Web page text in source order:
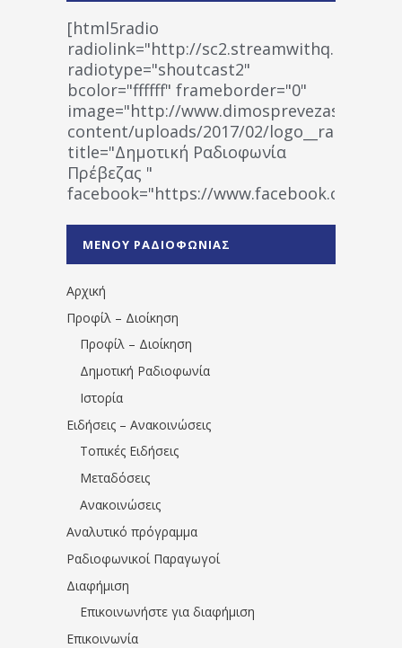
[html5radio
radiolink="http://
radiotype="shoutcast2"
bcolor="ffffff" frameborder="0"
image="http://www.dimosprevezas.gr/wp-
content/uploads/2017/02/
title="Δημοτική Ραδιοφωνία
Πρέβεζας "
facebook="https://www.facebook.com/
1531194763766854/" artist="" ]
ΜΕΝΟΥ ΡΑΔΙΟΦΩΝΙΑΣ
Αρχική
Προφίλ – Διοίκηση
Προφίλ – Διοίκηση
Δημοτική Ραδιοφωνία
Ιστορία
Ειδήσεις – Ανακοινώσεις
Τοπικές Ειδήσεις
Μεταδόσεις
Ανακοινώσεις
Αναλυτικό πρόγραμμα
Ραδιοφωνικοί Παραγωγοί
Διαφήμιση
Επικοινωνήστε για διαφήμιση
Επικοινωνία